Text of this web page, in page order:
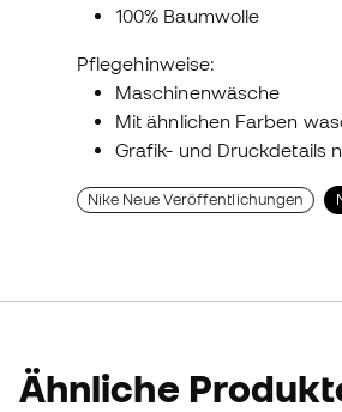
100% Baumwolle
Pflegehinweise:
Maschinenwäsche
Mit ähnlichen Farben
Grafik- und Druckdetails
Nike Neue Veröffentlichungen
Ähnliche